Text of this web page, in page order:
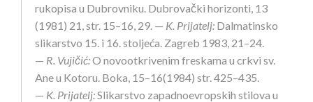
rukopisa u Dubrovniku. Dubrovački horizonti, 13
(1981) 21, str. 15–16, 29. — K. Prijatelj: Dalmatinsko
slikarstvo 15. i 16. stoljeća. Zagreb 1983, 21–24.
— R. Vujičić:O novootkrivenim freskama u crkvi sv.
Ane u Kotoru. Boka, 15–16(1984) str. 425–435.
— K. Prijatelj:Slikarstvo zapadnoevropskih stilova u